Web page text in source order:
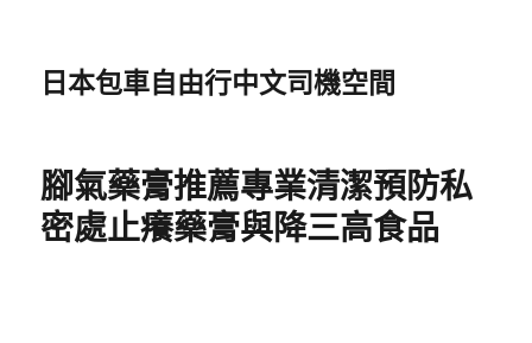
日本包車自由行中文司機空間
腳氣藥膏推薦專業清潔預防私
密處止癢藥膏與降三高食品